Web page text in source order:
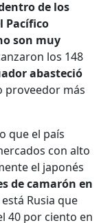
de los
Pacífico
son muy
los 148
abasteció
proveedor más
que el país
con alto
el japonés
de camarón en
Rusia que
40 por ciento en